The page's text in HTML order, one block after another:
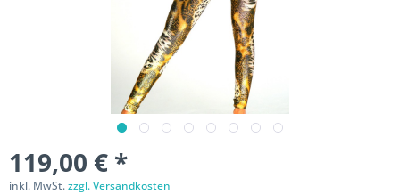
119,00 € *
inkl. MwSt.zzgl. Versandkosten